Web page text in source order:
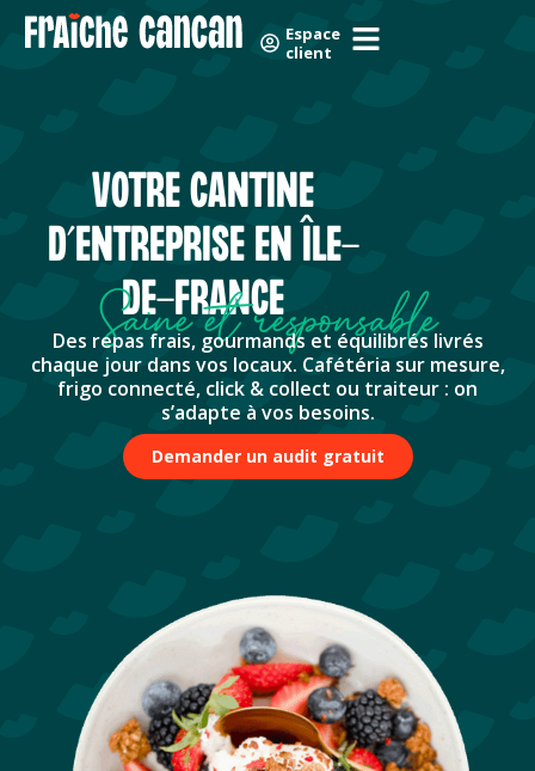
Panneau de gestion des cookies
Skip
Espace
client
VOTRE CANTINE
D’ENTREPRISE EN ÎLE-
DE-FRANCE
Saine et responsable
Des repas frais, gourmands et équilibrés livrés
chaque jour dans vos locaux. Cafétéria sur mesure,
frigo connecté, click & collect ou traiteur : on
s’adapte à vos besoins.
Demander un audit gratuit